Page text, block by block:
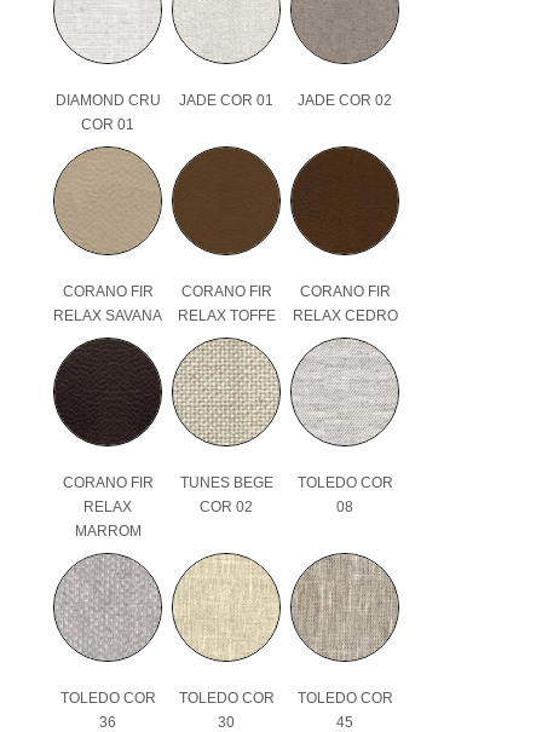
DIAMOND CRU
COR 01
JADE COR 01 JADE COR 02
CORANO FIR
RELAX SAVANA
CORANO FIR
RELAX TOFFE
CORANO FIR
RELAX CEDRO
CORANO FIR
RELAX
MARROM
TUNES BEGE
COR 02
TOLEDO COR
08
TOLEDO COR
36
TOLEDO COR
30
TOLEDO COR
45